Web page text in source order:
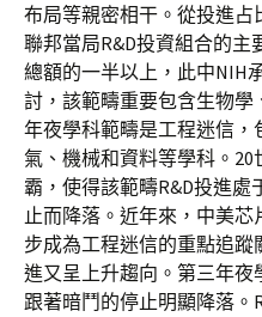
布局等親密相干。從投進占
聯邦當局R&D投資組合的
總額的一半以上，此中NIH
討，該範疇重要包含生物
年夜學科範疇是工程迷信
氣、機械和資料等學科。
霸，使得該範疇R&D投進
止而降落。近年來，中美
步成為工程迷信的重點追蹤
進又呈上升趨向。第三年夜
跟著暗鬥的停止明顯降落。